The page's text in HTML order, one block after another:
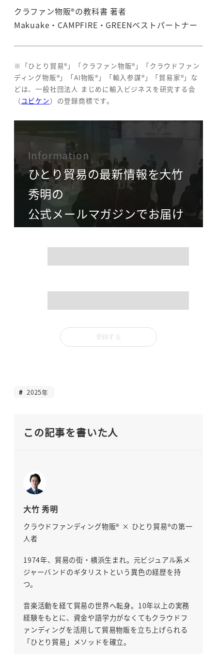
クラファン物販®の教科書 著者
Makuake・CAMPFIRE・GREENベストパートナー
※「ひとり貿易®」「クラファン物販®」「クラウドファン
ディング物販®」「AI物販®」「輸入参謀®」「貿易家®」な
どは、一般社団法人 まじめに輸入ビジネスを研究する会
（ユビケン）の登録商標です。
Information
ひとり貿易の最新情報を大竹
秀明の
公式メールマガジンでお届け
2025年
この記事を書いた人
大竹 秀明
クラウドファンディング物販® × ひとり貿易®の第一
人者
1974年、貿易の街・横浜生まれ。元ビジュアル系メ
ジャーバンドのギタリストという異色の経歴を持
つ。
音楽活動を経て貿易の世界へ転身。10年以上の実務
経験をもとに、資金や語学力がなくてもクラウドフ
ァンディングを活用して貿易物販を立ち上げられる
「ひとり貿易」メソッドを確立。